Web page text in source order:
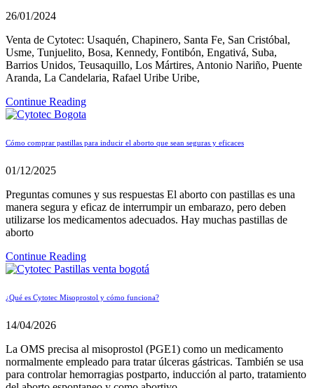
26/01/2024
Venta de Cytotec: Usaquén, Chapinero, Santa Fe, San Cristóbal,
Usme, Tunjuelito, Bosa, Kennedy, Fontibón, Engativá, Suba,
Barrios Unidos, Teusaquillo, Los Mártires, Antonio Nariño, Puente
Aranda, La Candelaria, Rafael Uribe Uribe,
Continue Reading
Cómo comprar pastillas para inducir el aborto que sean seguras y eficaces
01/12/2025
Preguntas comunes y sus respuestas El aborto con pastillas es una
manera segura y eficaz de interrumpir un embarazo, pero deben
utilizarse los medicamentos adecuados. Hay muchas pastillas de
aborto
Continue Reading
¿Qué es Cytotec Misoprostol y cómo funciona?
14/04/2026
La OMS precisa al misoprostol (PGE1) como un medicamento
normalmente empleado para tratar úlceras gástricas. También se usa
para controlar hemorragias postparto, inducción al parto, tratamiento